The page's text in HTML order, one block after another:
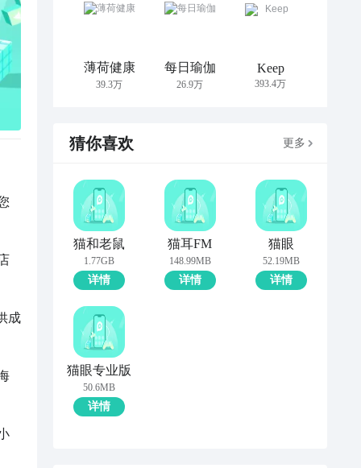
成
薄荷健康
39.3万
每日瑜伽
26.9万
Keep
393.4万
猜你喜欢 更多
猫和老鼠
1.77GB
详情
猫耳FM
148.99MB
详情
猫眼
52.19MB
详情
猫眼专业版
50.6MB
详情